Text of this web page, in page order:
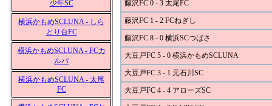
少年SC
横浜かもめSCLUNA - しら
とり台FC
横浜かもめSCLUNA - FCカ
ルパ
横浜かもめSCLUNA - 太尾
FC
藤沢FC 0 - 3 太尾FC
藤沢FC 1 - 2 FCねぎし
藤沢FC 8 - 0 横浜SCつばさ
大豆戸FC 5 - 0 横浜かもめSCLUNA
大豆戸FC 3 - 1 元石川SC
大豆戸FC 4 - 4 アローズSC